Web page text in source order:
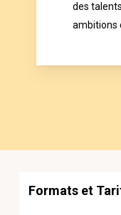
des
ambitions
Formats et